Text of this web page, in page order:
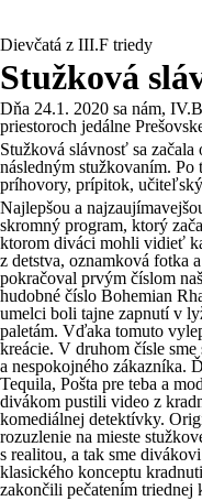
Dievčatá z III.F triedy
Stužková
Dňa 24.1. 2020 sa nám,
priestoroch jedálne
Stužková slávnosť sa začala
následným stužkovaním. Po
príhovory, prípitok,
Najlepšou a
skromný program, ktorý
ktorom diváci mohli vidieť
z detstva, oznamková fotka
pokračoval prvým číslom
hudobné číslo Bohemian
umelci boli tajne zapnutí v
paletám. Vďaka tomuto
kreácie. V druhom čísle
a nespokojného zákazníka.
Tequila, Pošta pre teba a
divákom pustili video z
komediálnej detektívky.
rozuzlenie na mieste
s realitou, a tak sme
klasického konceptu
zakončili pečatením triednej